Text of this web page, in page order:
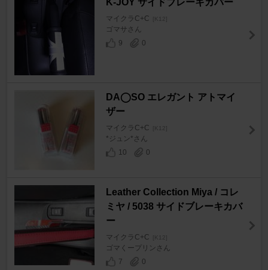
K-JOY サイドブレーキカバー
マイクラC+C [K12]
ゴマサさん
9
0
DA◯SO エレガント アトマイ
ザー
マイクラC+C [K12]
*ジュン*さん
10
0
Leather Collection Miya / コレ
ミヤ / 5038 サイドブレーキカバ
ー
マイクラC+C [K12]
ゴマくープリンさん
7
0